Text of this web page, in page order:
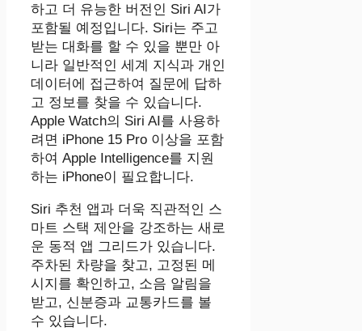
하고 더 유능한 버전인 Siri AI가
포함될 예정입니다. ‌Siri‌는 주고
받는 대화를 할 수 있을 뿐만 아
니라 일반적인 세계 지식과 개인
데이터에 접근하여 질문에 답하
고 정보를 찾을 수 있습니다.
Apple Watch의 Siri AI를 사용하
려면 iPhone 15 Pro 이상을 포함
하여 Apple Intelligence를 지원
하는 iPhone이 필요합니다.
Siri 추천 앱과 더욱 직관적인 스
마트 스택 제안을 강조하는 새로
운 동적 앱 그리드가 있습니다.
주차된 차량을 찾고, 고정된 메
시지를 확인하고, 소음 알림을
받고, 신분증과 교통카드를 볼
수 있습니다.